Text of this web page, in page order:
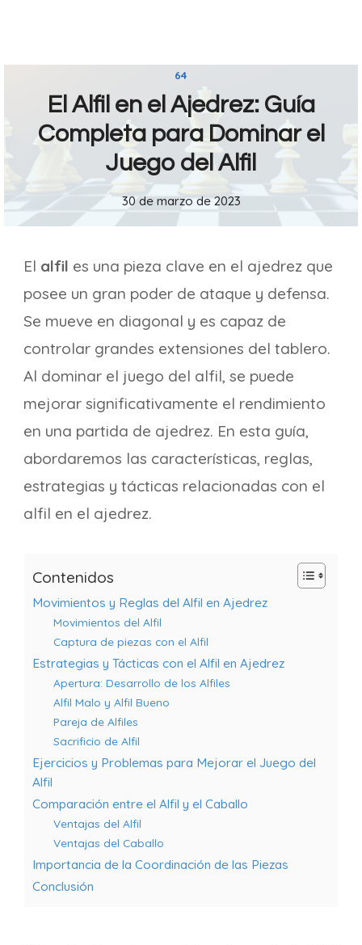
64
El Alfil en el Ajedrez: Guía
Completa para Dominar el
Juego del Alfil
30 de marzo de 2023
El alfil es una pieza clave en el ajedrez que
posee un gran poder de ataque y defensa.
Se mueve en diagonal y es capaz de
controlar grandes extensiones del tablero.
Al dominar el juego del alfil, se puede
mejorar significativamente el rendimiento
en una partida de ajedrez. En esta guía,
abordaremos las características, reglas,
estrategias y tácticas relacionadas con el
alfil en el ajedrez.
Contenidos
Movimientos y Reglas del Alfil en Ajedrez
Movimientos del Alfil
Captura de piezas con el Alfil
Estrategias y Tácticas con el Alfil en Ajedrez
Apertura: Desarrollo de los Alfiles
Alfil Malo y Alfil Bueno
Pareja de Alfiles
Sacrificio de Alfil
Ejercicios y Problemas para Mejorar el Juego del
Alfil
Comparación entre el Alfil y el Caballo
Ventajas del Alfil
Ventajas del Caballo
Importancia de la Coordinación de las Piezas
Conclusión